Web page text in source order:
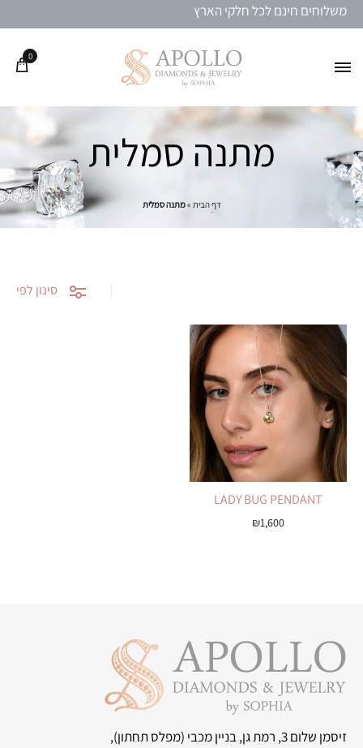
משלוחים חינם לכל חלקי הארץ
0
מתנה סמלית
דף הבית »מתנה סמלית
סינון לפי
LADY BUG PENDANT
₪1,600
זיסמן שלום 3, רמת גן, בניין מכבי
(מפלס תחתון),